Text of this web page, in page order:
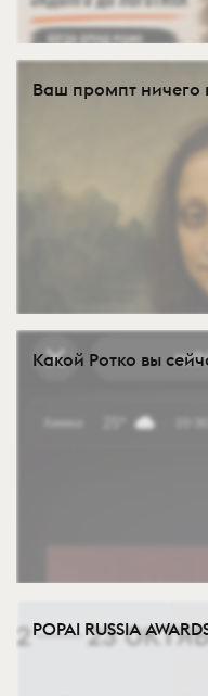
Ваш промпт ничего
Какой Ротко вы
POPAI RUSSIA